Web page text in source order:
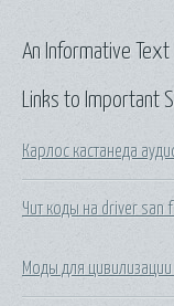
Links to Important
Карлос кастанеда
Чит коды на driver san
Моды для
An Informative Text